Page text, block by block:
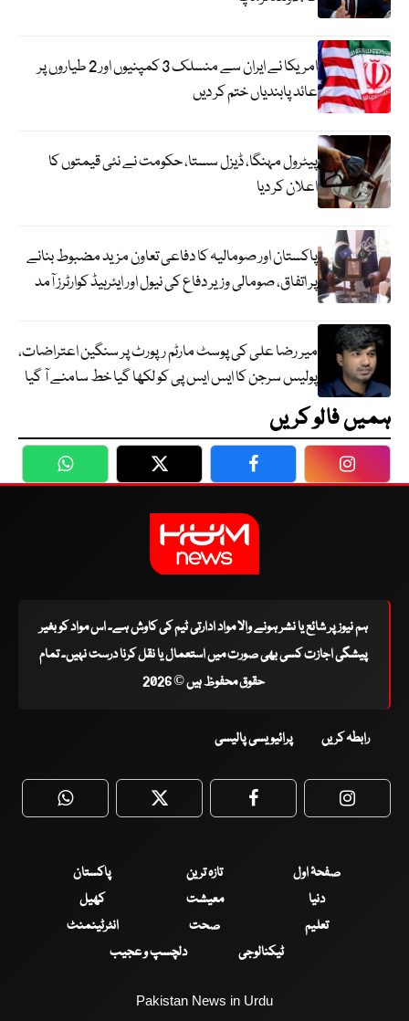
امریکا نے ایران سے منسلک 3 کمپنیوں اور 2 طیاروں پر
عائد پابندیاں ختم کر دیں
پیٹرول مہنگا، ڈیزل سستا، حکومت نے نئی قیمتوں کا
اعلان کر دیا
پاکستان اور صومالیہ کا دفاعی تعاون مزید مضبوط بنانے
پر اتفاق، صومالی وزیر دفاع کی نیول اور ایئرہیڈ کوارٹرز آمد
میر رضا علی کی پوسٹ مارٹم رپورٹ پر سنگین اعتراضات،
پولیس سرجن کا ایس ایس پی کو لکھا گیا خط سامنے آ گیا
ہمیں فالو کریں
WhatsApp Twitter Facebook
ہم نیوز پر شائع یا نشر ہونے والا مواد ادارتی ٹیم کی کاوش ہے۔ اس مواد کو بغیر
پیشگی اجازت کسی بھی صورت میں استعمال یا نقل کرنا درست نہیں۔ تمام
حقوق محفوظ ہیں © 2026
رابطہ کریں پرائیویسی پالیسی
WhatsApp Twitter Facebook
صفحۂ اول تازہ ترین
پاکستان
دنیا
معیشت
کھیل
تعلیم
صحت
انٹرٹینمنٹ
ٹیکنالوجی
دلچسپ و عجیب
Pakistan News in Urdu